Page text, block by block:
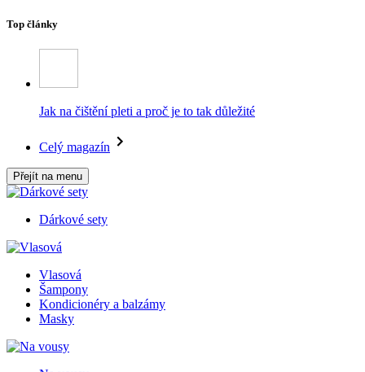
Top články
Jak na čištění pleti a proč je to tak důležité
Celý magazín
Přejít na menu
Dárkové sety
Vlasová
Šampony
Kondicionéry a balzámy
Masky